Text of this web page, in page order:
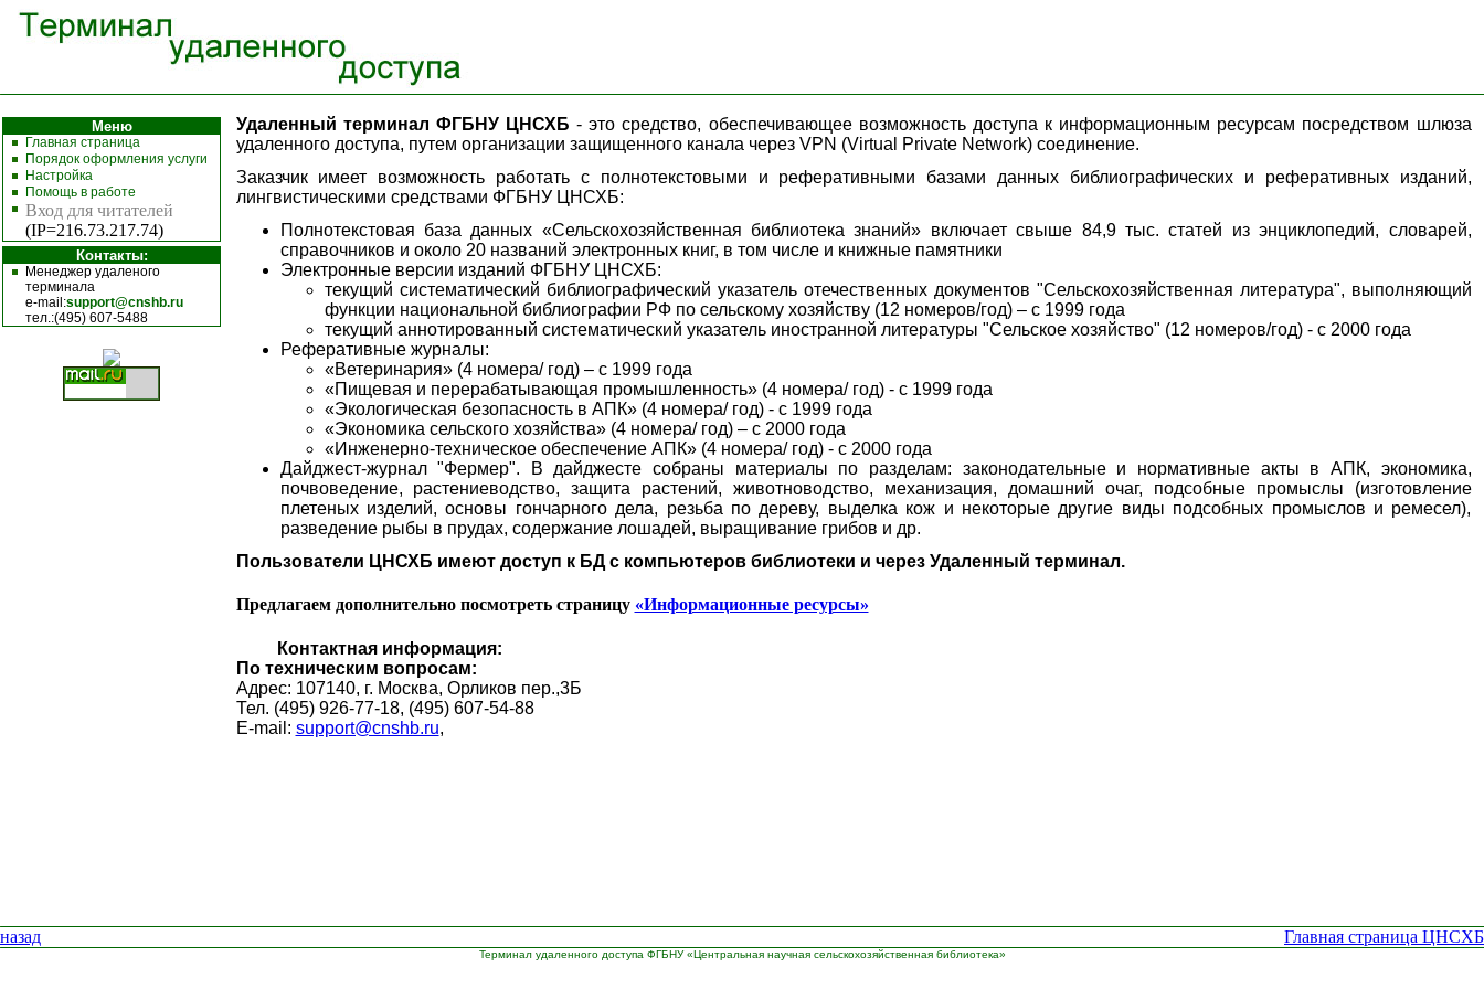
Меню
Главная страница
Порядок оформления услуги
Настройка
Помощь в работе
Вход для читателей
(IP=216.73.217.74)
Контакты:
Менеджер удаленого
терминала
e-mail:support@cnshb.ru
тел.:(495) 607-5488
Удаленный терминал ФГБНУ ЦНСХБ - это средство, обеспечивающее возможность доступа к информационным ресурсам посредством шлюза
удаленного доступа, путем организации защищенного канала через VPN (Virtual Private Network) соединение.
Заказчик имеет возможность работать с полнотекстовыми и реферативными базами данных библиографических и реферативных изданий,
лингвистическими средствами ФГБНУ ЦНСХБ:
Полнотекстовая база данных «Сельскохозяйственная библиотека знаний» включает свыше 84,9 тыс. статей из энциклопедий, словарей,
справочников и около 20 названий электронных книг, в том числе и книжные памятники
Электронные версии изданий ФГБНУ ЦНСХБ:
текущий систематический библиографический указатель отечественных документов "Сельскохозяйственная литература", выполняющий
функции национальной библиографии РФ по сельскому хозяйству (12 номеров/год) – с 1999 года
текущий аннотированный систематический указатель иностранной литературы "Сельское хозяйство" (12 номеров/год) - с 2000 года
Реферативные журналы:
«Ветеринария» (4 номера/ год) – с 1999 года
«Пищевая и перерабатывающая промышленность» (4 номера/ год) - с 1999 года
«Экологическая безопасность в АПК» (4 номера/ год) - с 1999 года
«Экономика сельского хозяйства» (4 номера/ год) – с 2000 года
«Инженерно-техническое обеспечение АПК» (4 номера/ год) - с 2000 года
Дайджест-журнал "Фермер". В дайджесте собраны материалы по разделам: законодательные и нормативные акты в АПК, экономика,
почвоведение, растениеводство, защита растений, животноводство, механизация, домашний очаг, подсобные промыслы (изготовление
плетеных изделий, основы гончарного дела, резьба по дереву, выделка кож и некоторые другие виды подсобных промыслов и ремесел),
разведение рыбы в прудах, содержание лошадей, выращивание грибов и др.
Пользователи ЦНСХБ имеют доступ к БД с компьютеров библиотеки и через Удаленный терминал.
Предлагаем дополнительно посмотреть страницу «Информационные ресурсы»
Контактная информация:
По техническим вопросам:
Адрес: 107140, г. Москва, Орликов пер.,3Б
Тел. (495) 926-77-18, (495) 607-54-88
E-mail: support@cnshb.ru,
назад Главная страница ЦНСХБ
Терминал удаленного доступа ФГБНУ «Центральная научная сельскохозяйственная библиотека»